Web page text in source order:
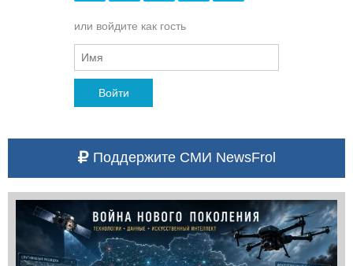
или войдите как гость
Войти
Поддержите СМИ NewsFrol